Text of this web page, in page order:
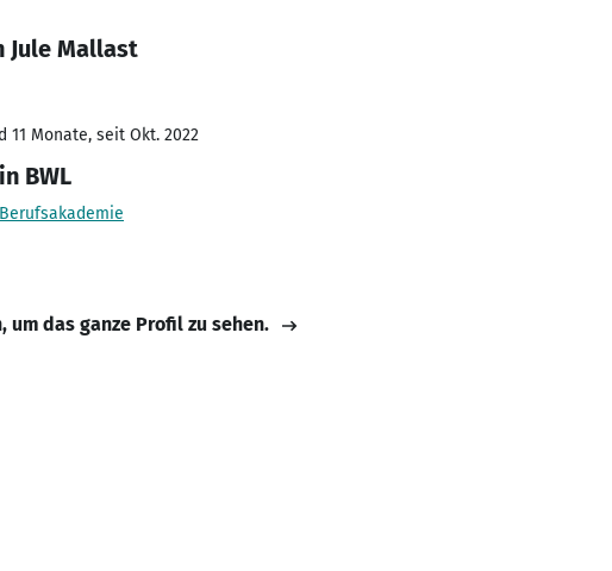
Jule Mallast
11 Monate, seit Okt. 2022
BWL
um das ganze Profil zu sehen.